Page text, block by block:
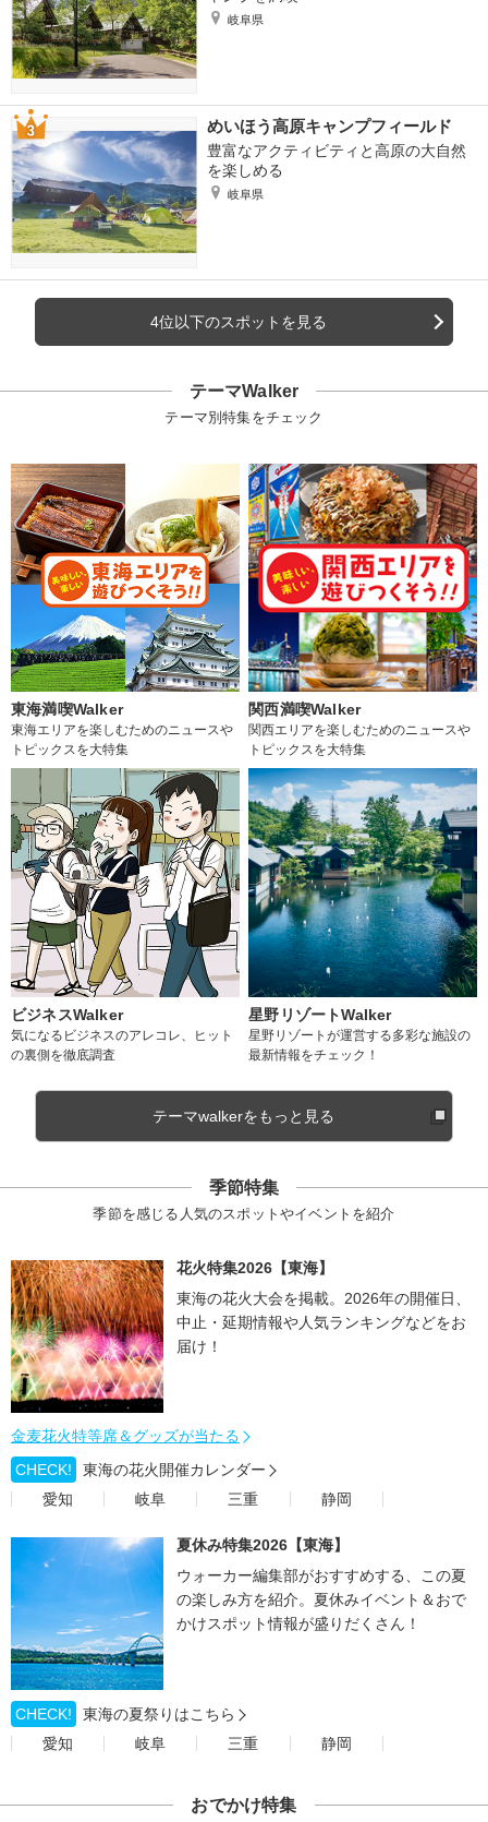
岐阜県
めいほう高原キャンプフィールド
豊富なアクティビティと高原の大自然
を楽しめる
岐阜県
4位以下のスポットを見る
テーマWalker
テーマ別特集をチェック
東海満喫Walker
東海エリアを楽しむためのニュースや
トピックスを大特集
関西満喫Walker
関西エリアを楽しむためのニュースや
トピックスを大特集
ビジネスWalker
気になるビジネスのアレコレ、ヒット
の裏側を徹底調査
星野リゾートWalker
星野リゾートが運営する多彩な施設の
最新情報をチェック！
テーマwalkerをもっと見る
季節特集
季節を感じる人気のスポットやイベントを紹介
花火特集2026【東海】
東海の花火大会を掲載。2026年の開催日、
中止・延期情報や人気ランキングなどをお
届け！
金麦花火特等席＆グッズが当たる
CHECK!
東海の花火開催カレンダー
愛知
岐阜 三重 静岡
夏休み特集2026【東海】
ウォーカー編集部がおすすめする、この夏
の楽しみ方を紹介。夏休みイベント＆おで
かけスポット情報が盛りだくさん！
CHECK!
東海の夏祭りはこちら
愛知
岐阜 三重 静岡
おでかけ特集